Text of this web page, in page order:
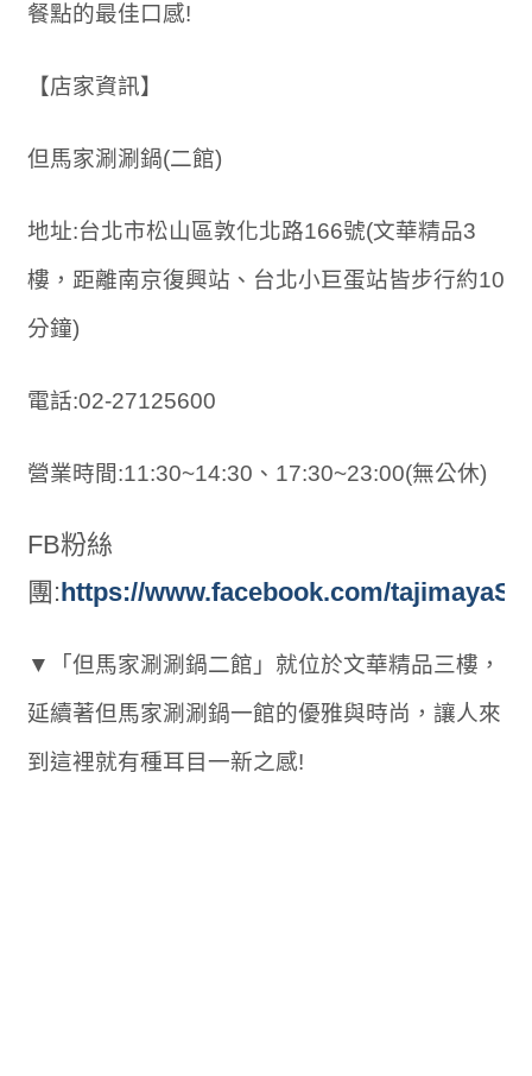
餐點的最佳口感!
【店家資訊】
但馬家涮涮鍋(二館)
地址:台北市松山區敦化北路166號(文華精品3
樓，距離南京復興站、台北小巨蛋站皆步行約10
分鐘)
電話:02-27125600
營業時間:11:30~14:30、17:30~23:00(無公休)
FB粉絲
團:https://www.facebook.com/
▼「但馬家涮涮鍋二館」就位於文華精品三樓，
延續著但馬家涮涮鍋一館的優雅與時尚，讓人來
到這裡就有種耳目一新之感!